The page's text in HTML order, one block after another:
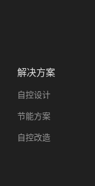
解决方案
自控设计
节能方案
自控改造